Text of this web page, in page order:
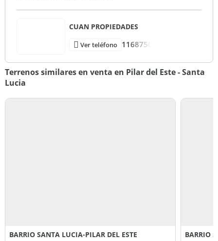
CUAN PROPIEDADES
Ver teléfono 1168750
Terrenos similares en venta en Pilar del Este - Santa
Lucia
BARRIO SANTA LUCIA-PILAR DEL ESTE BARRIO